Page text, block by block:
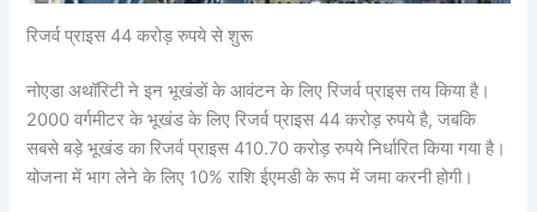
रिजर्व प्राइस 44 करोड़ रुपये से शुरू
नोएडा अथॉरिटी ने इन भूखंडों के आवंटन के लिए रिजर्व प्राइस तय किया है।
2000 वर्गमीटर के भूखंड के लिए रिजर्व प्राइस 44 करोड़ रुपये है, जबकि
सबसे बड़े भूखंड का रिजर्व प्राइस 410.70 करोड़ रुपये निर्धारित किया गया है।
योजना में भाग लेने के लिए 10% राशि ईएमडी के रूप में जमा करनी होगी।